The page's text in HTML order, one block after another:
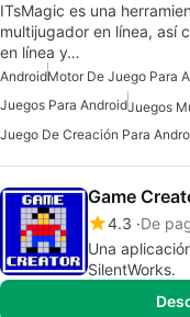
ITsMagic es una
multijugador en línea, así
en línea y…
AndroidMotor De Juego Para
Juegos Para Android
Juego De Creación Para
Game
4.3 De
Una
SilentWorks.